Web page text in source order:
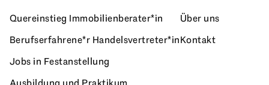
Quereinstieg Immobilienberater*in
Berufserfahrene*r Handelsvertreter*in
Jobs in Festanstellung
Über uns
Kontakt